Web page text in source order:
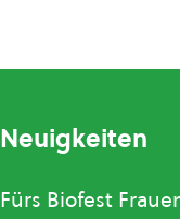
Neuigkeiten
Fürs Biofest